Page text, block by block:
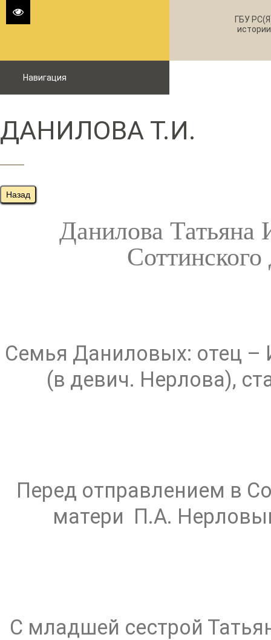
ГБУ
Навигация
ДАНИЛОВА Т.И.
Назад
Данилова Татьяна
Соттинского
Семья Даниловых: отец –
(в девич. Нерлова),
Перед отправлением в
матери П.А.
С младшей сестрой